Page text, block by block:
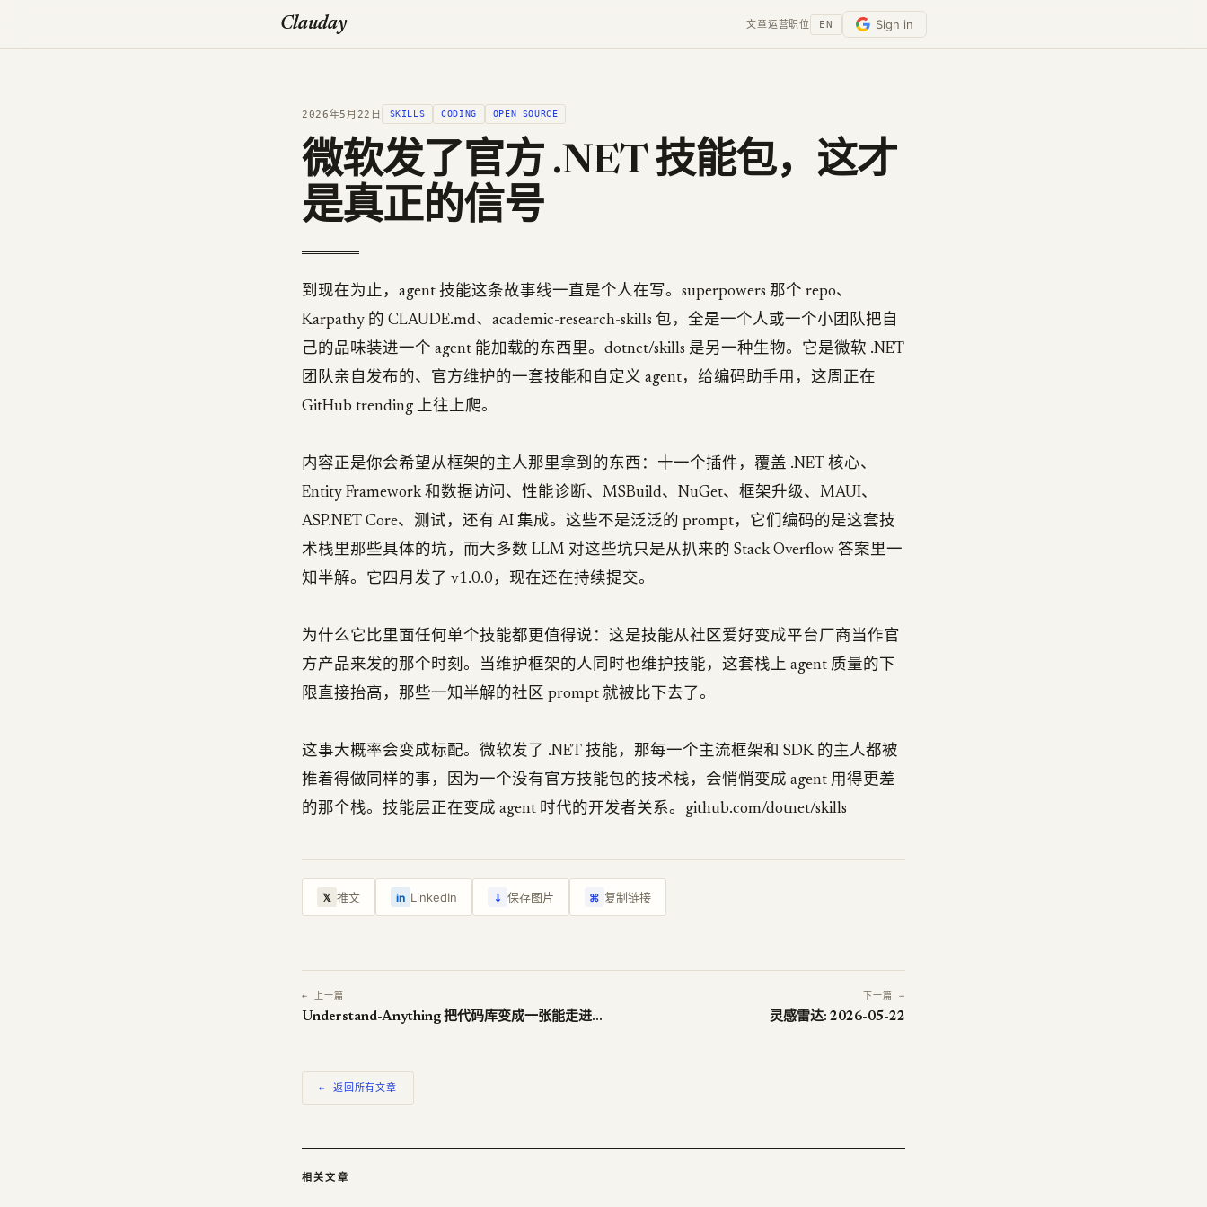
Clauday 文章运营职位 EN Sign in
2026年5月22日 SKILLS CODING OPEN SOURCE
微软发了官方 .NET 技能包，这才
是真正的信号
到现在为止，agent 技能这条故事线一直是个人在写。superpowers 那个 repo、
Karpathy 的 CLAUDE.md、academic-research-skills 包，全是一个人或一个小团队把自
己的品味装进一个 agent 能加载的东西里。dotnet/skills 是另一种生物。它是微软 .NET
团队亲自发布的、官方维护的一套技能和自定义 agent，给编码助手用，这周正在
GitHub trending 上往上爬。
内容正是你会希望从框架的主人那里拿到的东西：十一个插件，覆盖 .NET 核心、
Entity Framework 和数据访问、性能诊断、MSBuild、NuGet、框架升级、MAUI、
ASP.NET Core、测试，还有 AI 集成。这些不是泛泛的 prompt，它们编码的是这套技
术栈里那些具体的坑，而大多数 LLM 对这些坑只是从扒来的 Stack Overflow 答案里一
知半解。它四月发了 v1.0.0，现在还在持续提交。
为什么它比里面任何单个技能都更值得说：这是技能从社区爱好变成平台厂商当作官
方产品来发的那个时刻。当维护框架的人同时也维护技能，这套栈上 agent 质量的下
限直接抬高，那些一知半解的社区 prompt 就被比下去了。
这事大概率会变成标配。微软发了 .NET 技能，那每一个主流框架和 SDK 的主人都被
推着得做同样的事，因为一个没有官方技能包的技术栈，会悄悄变成 agent 用得更差
的那个栈。技能层正在变成 agent 时代的开发者关系。github.com/dotnet/skills
𝕏 推文 in LinkedIn ↓ 保存图片 ⌘ 复制链接
← 上一篇
Understand-Anything 把代码库变成一张能走进去的地图
下一篇 →
灵感雷达: 2026-05-22
← 返回所有文章
相关文章